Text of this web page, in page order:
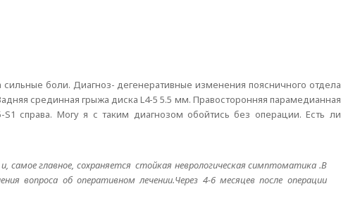
боли. Диагноз- дегенеративные изменения поясничного отдела
срединная грыжа диска L4-5 5.5 мм. Правосторонняя парамедианная
справа. Могу я с таким диагнозом обойтись без операции. Есть ли
главное, сохраняется стойкая неврологическая симптоматика .В
вопроса об оперативном лечении.Через 4-6 месяцев после операции